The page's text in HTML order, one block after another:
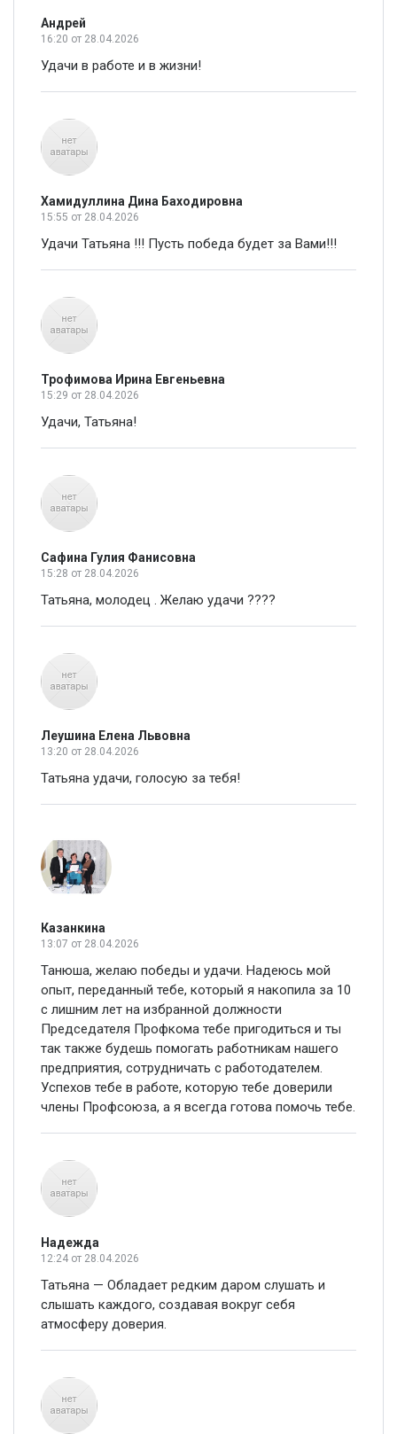
Андрей
16:20 от 28.04.2026
Удачи в работе и в жизни!
Хамидуллина Дина Баходировна
15:55 от 28.04.2026
Удачи Татьяна !!! Пусть победа будет за Вами!!!
Трофимова Ирина Евгеньевна
15:29 от 28.04.2026
Удачи, Татьяна!
Сафина Гулия Фанисовна
15:28 от 28.04.2026
Татьяна, молодец . Желаю удачи ????
Леушина Елена Львовна
13:20 от 28.04.2026
Татьяна удачи, голосую за тебя!
Казанкина
13:07 от 28.04.2026
Танюша, желаю победы и удачи. Надеюсь мой
опыт, переданный тебе, который я накопила за 10
с лишним лет на избранной должности
Председателя Профкома тебе пригодиться и ты
так также будешь помогать работникам нашего
предприятия, сотрудничать с работодателем.
Успехов тебе в работе, которую тебе доверили
члены Профсоюза, а я всегда готова помочь тебе.
Надежда
12:24 от 28.04.2026
Татьяна — Обладает редким даром слушать и
слышать каждого, создавая вокруг себя
атмосферу доверия.